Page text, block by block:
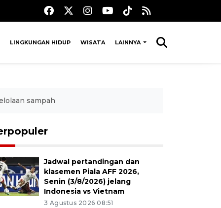
LINGKUNGAN HIDUP WISATA LAINNYA
sampah
Jadwal pertandingan dan
klasemen Piala AFF 2026,
Senin (3/8/2026) jelang
Indonesia vs Vietnam
3 Agustus 2026 08:51